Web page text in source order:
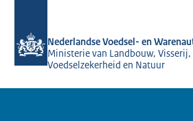
Nederlandse Voedsel- en
Ministerie van Landbouw, Visserij,
Voedselzekerheid en Natuur